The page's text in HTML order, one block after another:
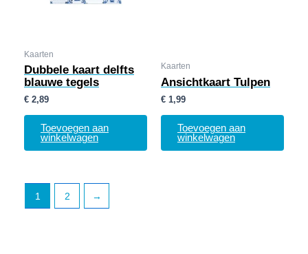
Kaarten
Dubbele kaart delfts
blauwe tegels
€ 2,89
Toevoegen aan
winkelwagen
Kaarten
Ansichtkaart Tulpen
€ 1,99
Toevoegen aan
winkelwagen
1 2 →